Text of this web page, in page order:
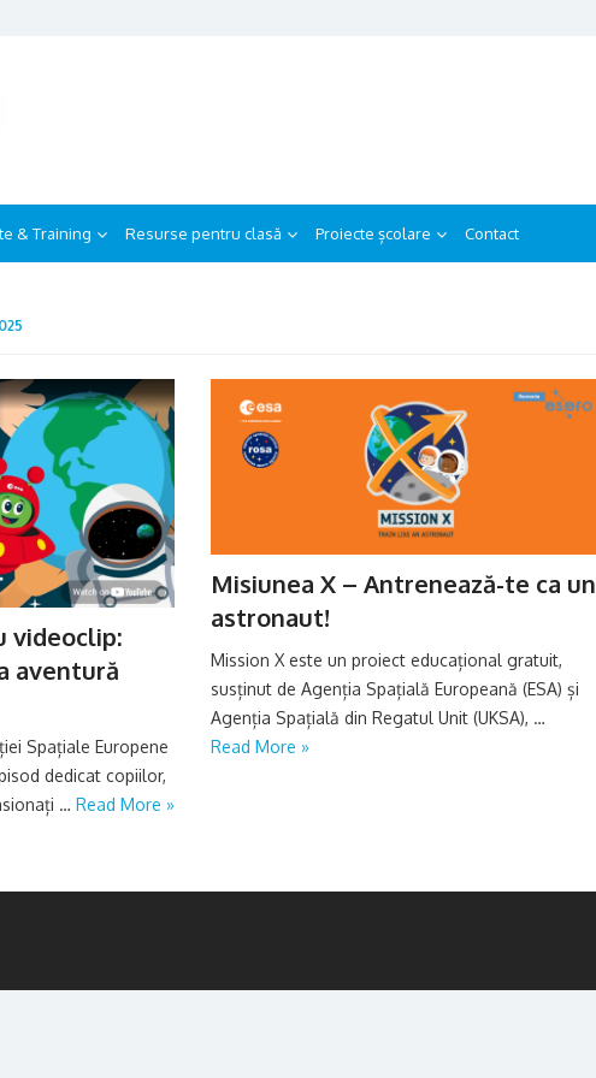
& Training Resurse pentru clasă Proiecte școlare Contact
videoclip:
aventură
Spațiale Europene
dedicat copiilor,
… Read More »
Misiunea X – Antrenează-te ca un
astronaut!
Mission X este un proiect educațional gratuit,
susținut de Agenția Spațială Europeană (ESA) și
Agenția Spațială din Regatul Unit (UKSA), …
Read More »